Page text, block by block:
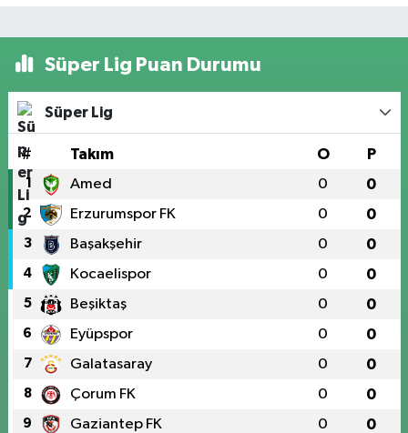
Süper Lig Puan Durumu
Süper Lig
# Takım O P
1 Amed 0 0
2 Erzurumspor FK 0 0
3 Başakşehir 0 0
4 Kocaelispor 0 0
5 Beşiktaş 0 0
6 Eyüpspor 0 0
7 Galatasaray 0 0
8 Çorum FK 0 0
9 Gaziantep FK 0 0